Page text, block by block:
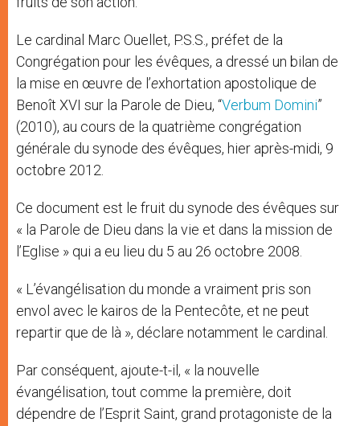
Le cardinal Marc Ouellet, P.S.S., préfet de la
Congrégation pour les évêques, a dressé un bilan de
la mise en œuvre de l’exhortation apostolique de
Benoît XVI sur la Parole de Dieu, “Verbum Domini”
(2010), au cours de la quatrième congrégation
générale du synode des évêques, hier après-midi, 9
octobre 2012.
Ce document est le fruit du synode des évêques sur
« la Parole de Dieu dans la vie et dans la mission de
l’Eglise » qui a eu lieu du 5 au 26 octobre 2008.
« L’évangélisation du monde a vraiment pris son
envol avec le kairos de la Pentecôte, et ne peut
repartir que de là », déclare notamment le cardinal.
Par conséquent, ajoute-t-il, « la nouvelle
évangélisation, tout comme la première, doit
dépendre de l’Esprit Saint, grand protagoniste de la